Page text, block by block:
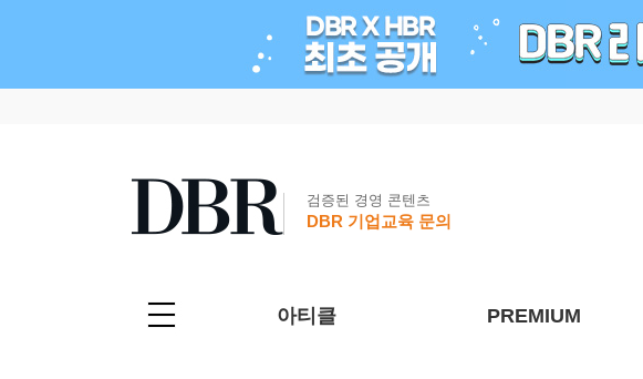
검증된 경영 콘텐츠
DBR 기업교육 문의
아티클 PREMIUM